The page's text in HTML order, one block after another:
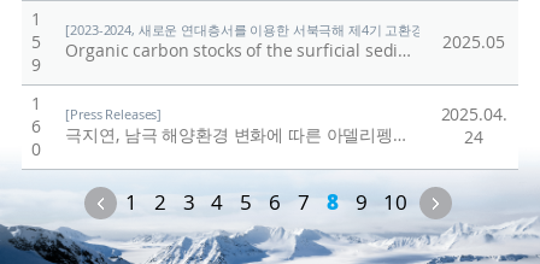
1
5
9
[2023-2024, 새로운 연대층서를 이용한 서북극해 제4기 고환경 복원 (23-24) / 박광
Organic carbon stocks of the surficial sediments in the territorial waters of Korea 2025.05
1
6
0
[Press Releases]
극지연, 남극 해양환경 변화에 따른 아델리펭귄의 먹이사냥 전략 변화 확인
2025.04.
24
Previous
1 2 3 4 5 6 7 8 9 10